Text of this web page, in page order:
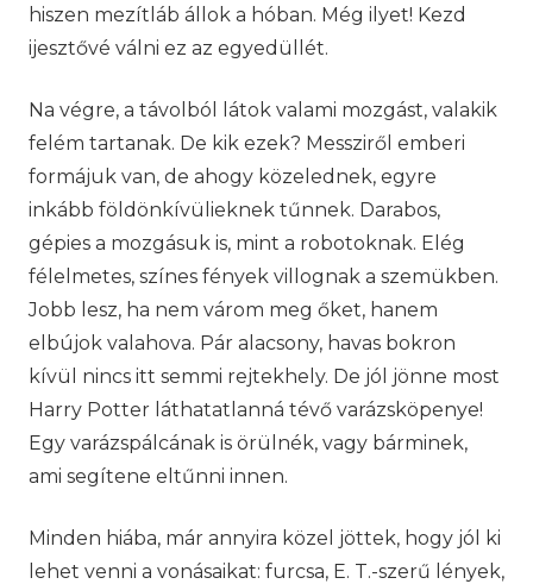
hiszen mezítláb állok a hóban. Még ilyet! Kezd
ijesztővé válni ez az egyedüllét.
Na végre, a távolból látok valami mozgást, valakik
felém tartanak. De kik ezek? Messziről emberi
formájuk van, de ahogy közelednek, egyre
inkább földönkívülieknek tűnnek. Darabos,
gépies a mozgásuk is, mint a robotoknak. Elég
félelmetes, színes fények villognak a szemükben.
Jobb lesz, ha nem várom meg őket, hanem
elbújok valahova. Pár alacsony, havas bokron
kívül nincs itt semmi rejtekhely. De jól jönne most
Harry Potter láthatatlanná tévő varázsköpenye!
Egy varázspálcának is örülnék, vagy bárminek,
ami segítene eltűnni innen.
Minden hiába, már annyira közel jöttek, hogy jól ki
lehet venni a vonásaikat: furcsa, E. T.-szerű lények,